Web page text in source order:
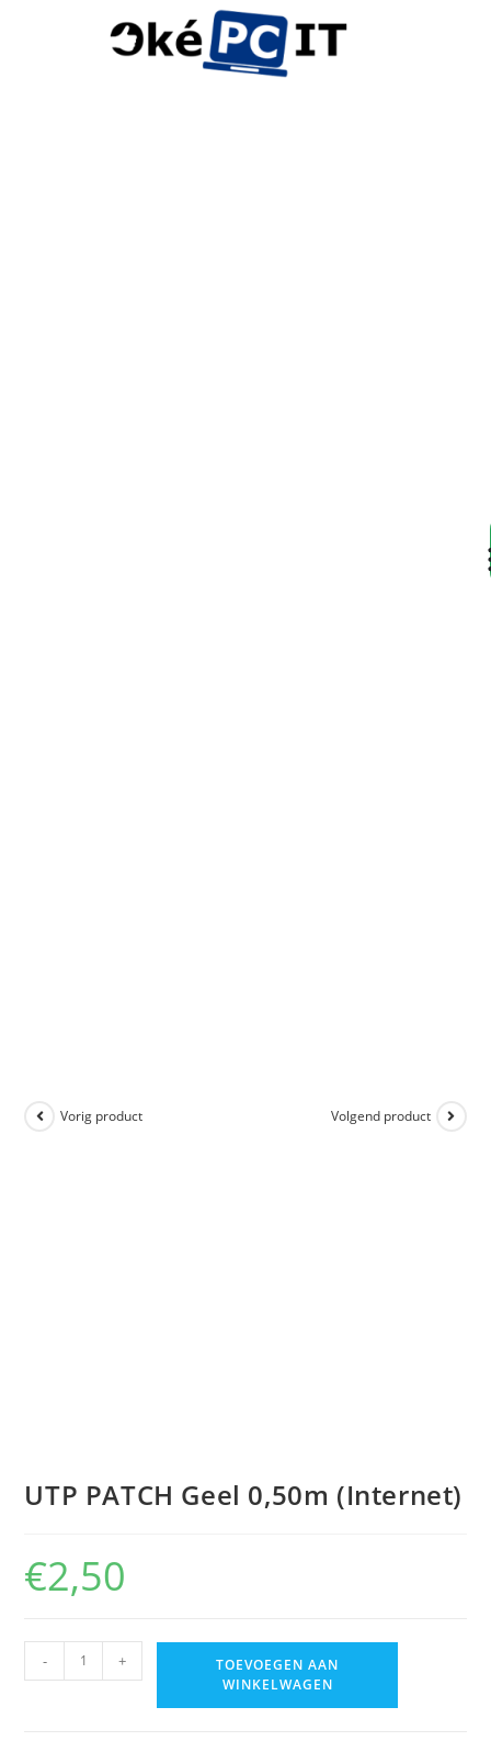
Vorig product Volgend product
UTP PATCH Geel 0,50m (Internet)
€2,50
- +
TOEVOEGEN AAN
WINKELWAGEN